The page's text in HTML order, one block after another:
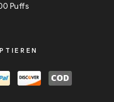
Puffs